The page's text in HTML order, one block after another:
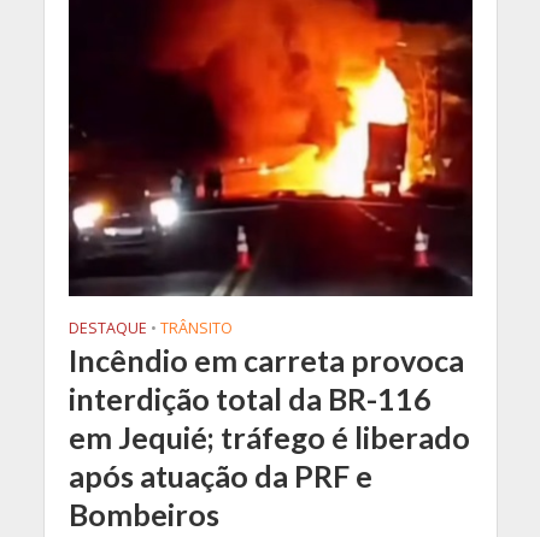
DESTAQUE • TRÂNSITO
Incêndio em carreta provoca
interdição total da BR-116
em Jequié; tráfego é liberado
após atuação da PRF e
Bombeiros